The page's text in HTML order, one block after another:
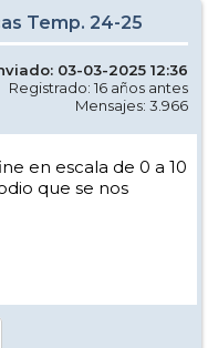
Temp. 24-25
03-03-2025 12:36
Registrado: 16 años antes
Mensajes: 3.966
en escala de 0 a 10
que se nos